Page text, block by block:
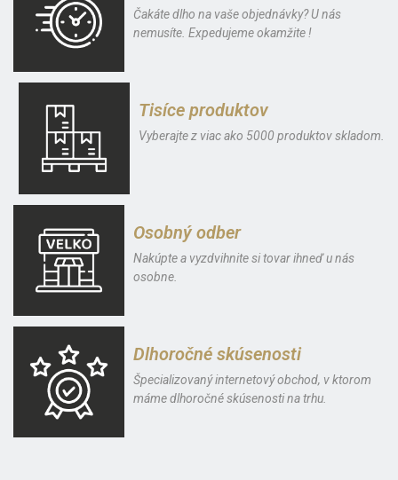
Čakáte dlho na vaše objednávky? U nás
nemusíte. Expedujeme okamžite !
Tisíce produktov
Vyberajte z viac ako 5000 produktov skladom.
Osobný odber
Nakúpte a vyzdvihnite si tovar ihneď u nás
osobne.
Dlhoročné skúsenosti
Špecializovaný internetový obchod, v ktorom
máme dlhoročné skúsenosti na trhu.